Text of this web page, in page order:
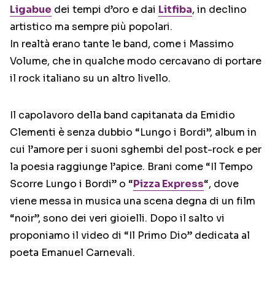
Ligabue dei tempi d’oro e dai Litfiba, in declino
artistico ma sempre più popolari.
In realtà erano tante le band, come i Massimo
Volume, che in qualche modo cercavano di portare
il rock italiano su un altro livello.
Il capolavoro della band capitanata da Emidio
Clementi è senza dubbio “Lungo i Bordi”, album in
cui l’amore per i suoni sghembi del post-rock e per
la poesia raggiunge l’apice. Brani come “Il Tempo
Scorre Lungo i Bordi” o “Pizza Express“, dove
viene messa in musica una scena degna di un film
“noir”, sono dei veri gioielli. Dopo il salto vi
proponiamo il video di “Il Primo Dio” dedicata al
poeta Emanuel Carnevali.